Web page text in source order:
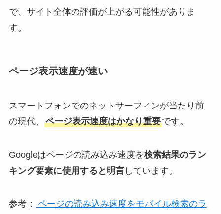
で、サイト全体の評価が上がる可能性がありま
す。
ページ表示速度が速い
スマートフォンでのネットサーフィンが当たり前
の現代、 ページ表示速度はかなり重要です。
Googleはページの読み込み速度を検索結果のラン
キング要素に使用すると明言しています。
参考：
ページの読み込み速度をモバイル検索のラ